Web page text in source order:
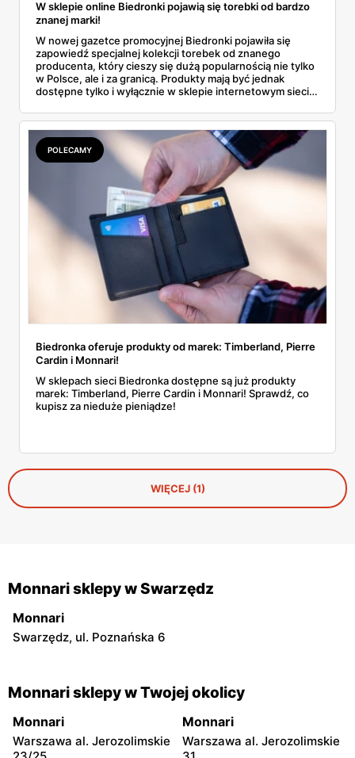
W sklepie online Biedronki pojawią się torebki od bardzo
znanej marki!
W nowej gazetce promocyjnej Biedronki pojawiła się
zapowiedź specjalnej kolekcji torebek od znanego
producenta, który cieszy się dużą popularnością nie tylko
w Polsce, ale i za granicą. Produkty mają być jednak
dostępne tylko i wyłącznie w sklepie internetowym sieci.
Sprawdź wszystkie szczegóły o tej ofercie!
POLECAMY
Biedronka oferuje produkty od marek: Timberland, Pierre
Cardin i Monnari!
W sklepach sieci Biedronka dostępne są już produkty
marek: Timberland, Pierre Cardin i Monnari! Sprawdź, co
kupisz za nieduże pieniądze!
WIĘCEJ (1)
Monnari sklepy w Swarzędz
Monnari
Swarzędz, ul. Poznańska 6
Monnari sklepy w Twojej okolicy
Monnari
Warszawa al. Jerozolimskie
Monnari
Warszawa al. Jerozolimskie